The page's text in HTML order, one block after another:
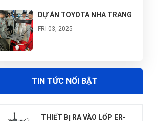
DỰ ÁN TOYOTA NHA TRANG
FRI 03, 2025
FRI 03, 2025
TIN TỨC NỔI BẬT
THIẾT BỊ RA VÀO LỐP ER-